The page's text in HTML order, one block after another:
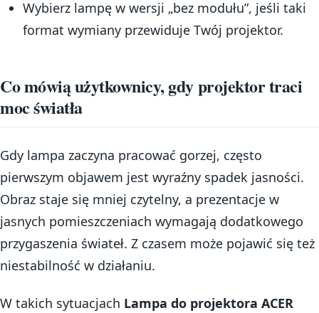
Wybierz lampę w wersji „bez modułu”, jeśli taki
format wymiany przewiduje Twój projektor.
Co mówią użytkownicy, gdy projektor traci
moc światła
Gdy lampa zaczyna pracować gorzej, często
pierwszym objawem jest wyraźny spadek jasności.
Obraz staje się mniej czytelny, a prezentacje w
jasnych pomieszczeniach wymagają dodatkowego
przygaszenia świateł. Z czasem może pojawić się też
niestabilność w działaniu.
W takich sytuacjach Lampa do projektora ACER